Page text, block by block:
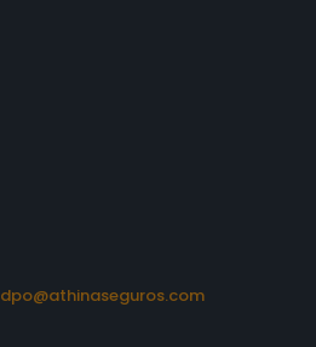
dpo@athinaseguros.com